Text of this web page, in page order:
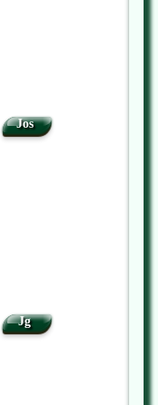
Jos
Jg